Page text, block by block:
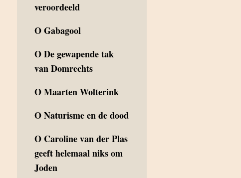
veroordeeld
OGabagool
ODe gewapende tak
van Domrechts
OMaarten Wolterink
ONaturisme en de dood
O Caroline van der Plas
geeft helemaal niks om
Joden